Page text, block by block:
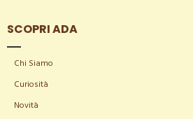
SCOPRI ADA
Chi Siamo
Curiosità
Novità